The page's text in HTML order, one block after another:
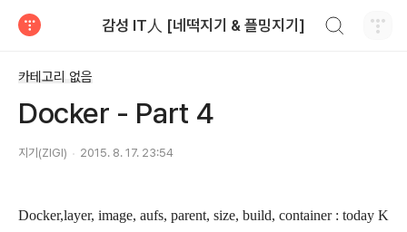
감성 IT人 [네떡지기 & 플밍지기]
카테고리 없음
Docker - Part 4
지기(ZIGI) 2015. 8. 17. 23:54
Docker,layer, image, aufs, parent, size, build, container : today K